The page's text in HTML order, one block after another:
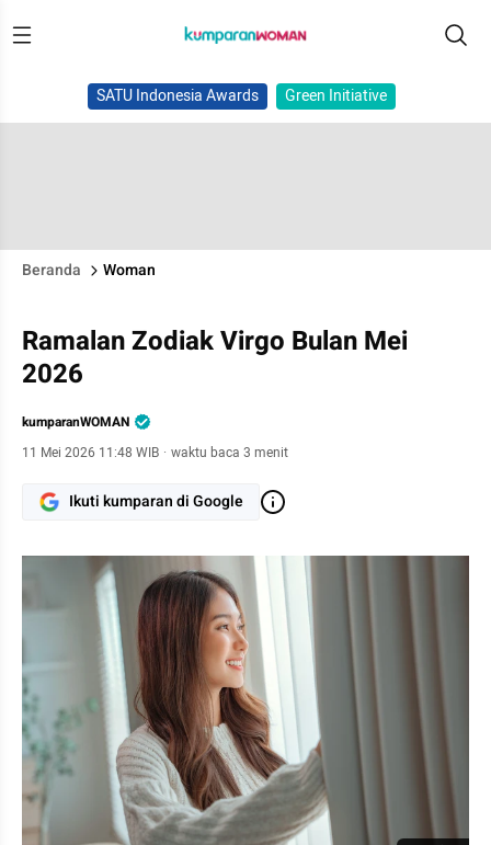
SATU Indonesia Awards Green Initiative
Beranda Woman
Ramalan Zodiak Virgo Bulan Mei
2026
kumparanWOMAN
11 Mei 2026 11:48 WIB · waktu baca 3 menit
Ikuti kumparan di Google